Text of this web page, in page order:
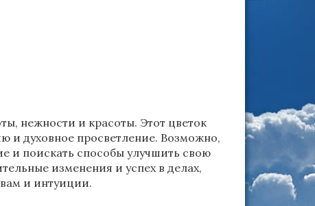
нежности и красоты. Этот цветок
и духовное просветление. Возможно,
и поискать способы улучшить свою
изменения и успех в делах,
и интуиции.